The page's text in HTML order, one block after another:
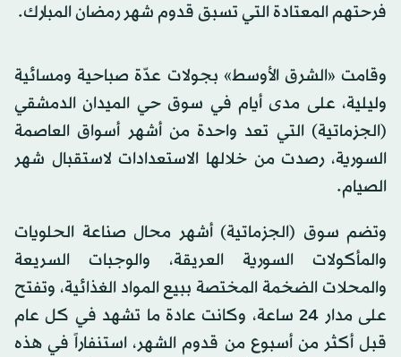
فرحتهم المعتادة التي تسبق قدوم شهر رمضان المبارك.
وقامت «الشرق الأوسط» بجولات عدّة صباحية ومسائية
وليلية، على مدى أيام في سوق حي الميدان الدمشقي
(الجزماتية) التي تعد واحدة من أشهر أسواق العاصمة
السورية، رصدت من خلالها الاستعدادات لاستقبال شهر
الصيام.
وتضم سوق (الجزماتية) أشهر محال صناعة الحلويات
والمأكولات السورية العريقة، والوجبات السريعة
والمحلات الضخمة المختصة ببيع المواد الغذائية، وتفتح
على مدار 24 ساعة، وكانت عادة ما تشهد في كل عام
قبل أكثر من أسبوع من قدوم الشهر، استنفاراً في هذه